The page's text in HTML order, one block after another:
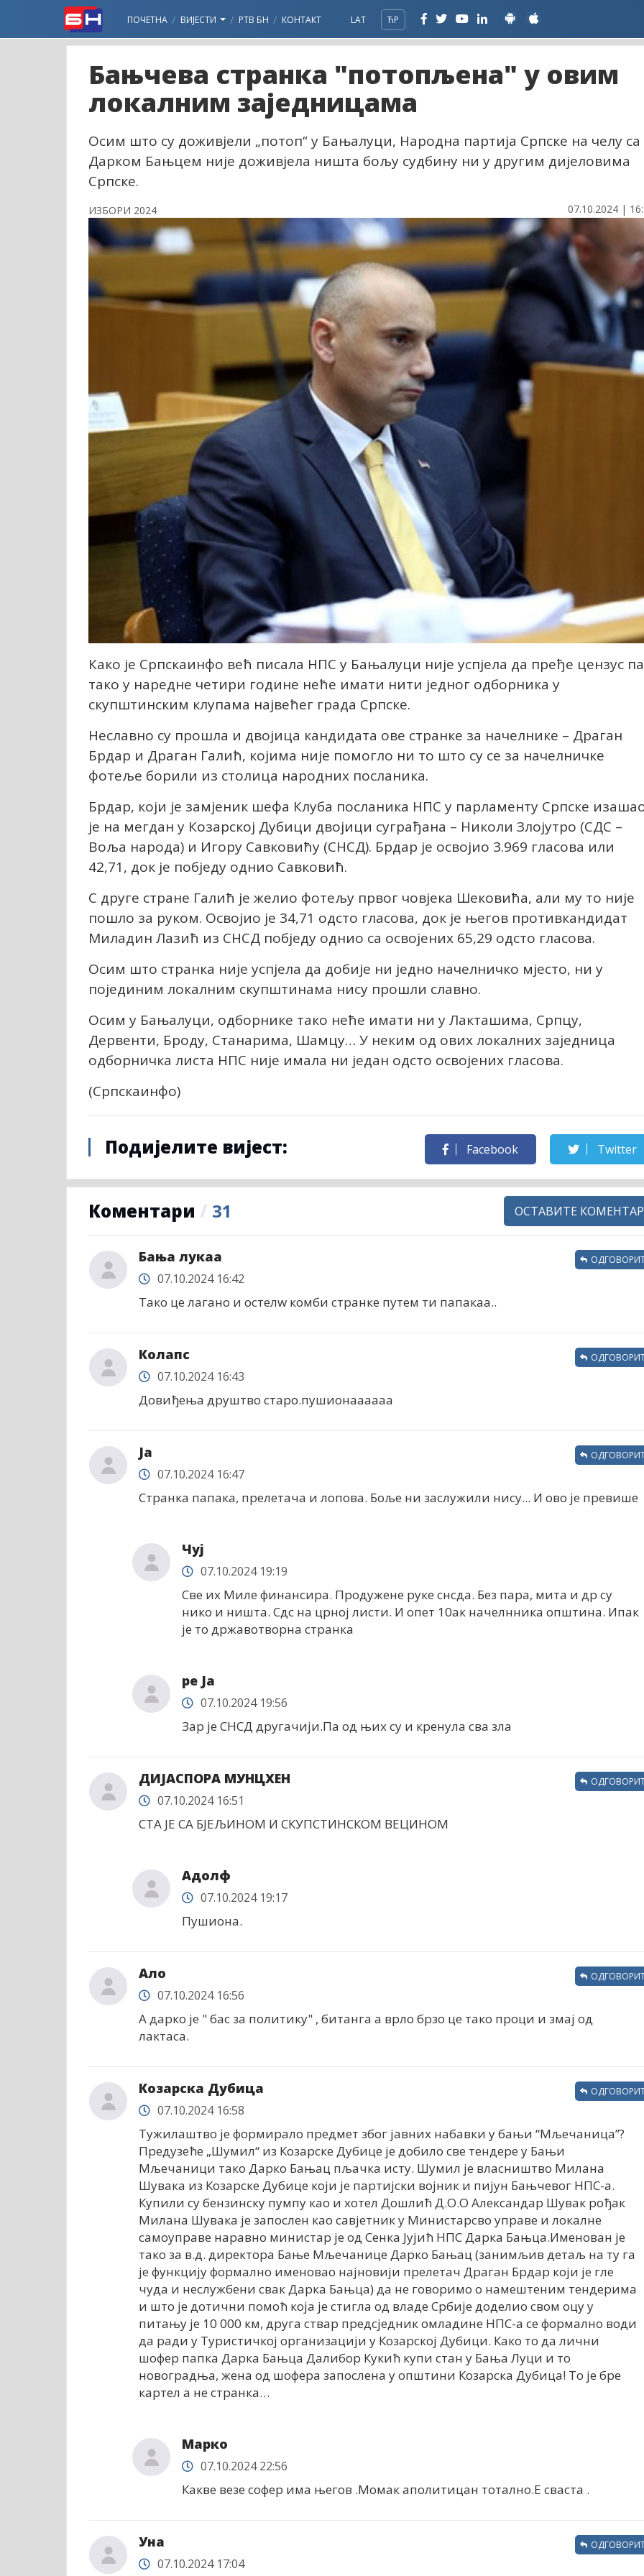
ПОЧЕТНА ВИЈЕСТИ РТВ БН КОНТАКТ LAT ЋР
Бањчева странка "потопљена" у овим
локалним заједницама
Осим што су доживјели „потоп“ у Бањалуци, Народна партија Српске на челу са
Дарком Бањцем није доживјела ништа бољу судбину ни у другим дијеловима
Српске.
ИЗБОРИ 2024 07.10.2024 |
Како је Српскаинфо већ писала НПС у Бањалуци није успјела да пређе цензус па
тако у наредне четири године неће имати нити једног одборника у
скупштинским клупама највећег града Српске.
Неславно су прошла и двојица кандидата ове странке за начелнике – Драган
Брдар и Драган Галић, којима није помогло ни то што су се за начелничке
фотеље борили из столица народних посланика.
Брдар, који је замјеник шефа Клуба посланика НПС у парламенту Српске
је на мегдан у Козарској Дубици двојици суграђана – Николи Злојутро (СДС –
Воља народа) и Игору Савковићу (СНСД). Брдар је освојио 3.969 гласова или
42,71, док је побједу однио Савковић.
С друге стране Галић је желио фотељу првог човјека Шековића, али му то није
пошло за руком. Освојио је 34,71 одсто гласова, док је његов противкандидат
Миладин Лазић из СНСД побједу однио са освојених 65,29 одсто гласова.
Осим што странка није успјела да добије ни једно начелничко мјесто, ни у
појединим локалним скупштинама нису прошли славно.
Осим у Бањалуци, одборнике тако неће имати ни у Лакташима, Српцу,
Дервенти, Броду, Станарима, Шамцу… У неким од ових локалних заједница
одборничка листа НПС није имала ни један одсто освојених гласова.
(Српскаинфо)
Подијелите вијест: Facebook Twitter
Коментари / 31 ОСТАВИТЕ КОМЕНТАР
Бања лукаа
07.10.2024 16:42
Тако це лагано и остелw комби странке путем ти папакаа..
Колапс
07.10.2024 16:43
Довиђења друштво старо.пушионаааааа
Ја
07.10.2024 16:47
Странка папака, прелетача и лопова. Боље ни заслужили нису... И ово је превише
Чуј
07.10.2024 19:19
Све их Миле финансира. Продужене руке снсда. Без пара, мита и др су
нико и ништа. Сдс на црној листи. И опет 10ак начелнника општина. Ипак
је то државотворна странка
ре Ја
07.10.2024 19:56
Зар је СНСД другачији.Па од њих су и кренула сва зла
ДИЈАСПОРА МУНЦХЕН
07.10.2024 16:51
СТА ЈЕ СА БЈЕЉИНОМ И СКУПСТИНСКОМ ВЕЦИНОМ
Адолф
07.10.2024 19:17
Пушиона.
Ало
07.10.2024 16:56
А дарко је " бас за политику" , битанга а врло брзо це тако проци и змај од
лактаса.
Козарска Дубица
07.10.2024 16:58
Тужилаштво је формирало предмет због јавних набавки у бањи “Мљечаница”?
Предузеће „Шумил“ из Козарске Дубице је добило све тендере у Бањи
Мљечаници тако Дарко Бањац пљачка исту. Шумил је власништво Милана
Шувака из Козарске Дубице који је партијски војник и пијун Бањчевог НПС-а.
Купили су бензинску пумпу као и хотел Дошлић Д.О.О Александар Шувак рођак
Милана Шувака је запослен као савјетник у Министарсво управе и локалне
самоуправе наравно министар је од Сенка Јујић НПС Дарка Бањца.Именован је
тако за в.д. директора Бање Мљечанице Дарко Бањац (занимљив детаљ на ту га
је функцију формално именовао најновији прелетач Драган Брдар који је гле
чуда и неслужбени свак Дарка Бањца) да не говоримо о намештеним тендерима
и што је дотични помоћ која је стигла од владе Србије доделио свом оцу у
питању је 10 000 км, друга ствар предсједник омладине НПС-а се формално води
да ради у Туристичкој организацији у Козарској Дубици. Како то да лични
шофер папка Дарка Бањца Далибор Кукић купи стан у Бања Луци и то
новоградња, жена од шофера запослена у општини Козарска Дубица! То је бре
картел а не странка…
Марко
07.10.2024 22:56
Какве везе софер има његов .Момак аполитицан тотално.Е сваста .
Уна
07.10.2024 17:04